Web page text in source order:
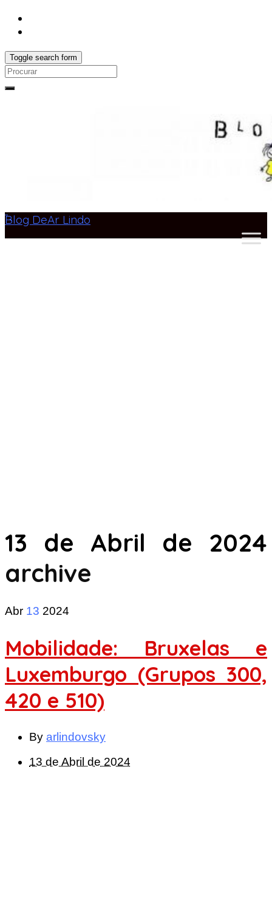
Toggle search form
Search
Blog DeAr Lindo
13 de Abril de 2024
archive
Abr 13 2024
Mobilidade: Bruxelas e
Luxemburgo (Grupos 300,
420 e 510)
By arlindovsky
13 de Abril de 2024